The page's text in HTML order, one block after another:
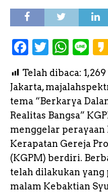
F
c
e
b
o
o
k
T
it
te
r
W
a
ts
A
p
p
L
n
e
Telah dibaca: 1,269
Jakarta,
tema “Berkarya
Realitas Bangsa”
menggelar perayaan
Kerapatan Gereja
(KGPM) berdiri.
telah dilakukan yang
malam Kebaktian